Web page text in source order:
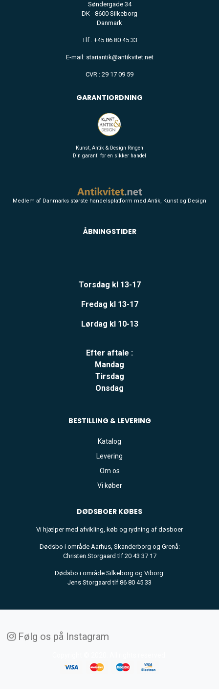
Søndergade 34
DK - 8600 Silkeborg
Danmark
Tlf : +45 86 80 45 33
E-mail: stariantik@antikvitet.net
CVR : 29 17 09 59
GARANTIORDNING
Kunst, Antik & Design Ringen
Din garanti for en sikker handel
Medlem af Danmarks største handelsplatform med Antik, Kunst og Design
ÅBNINGSTIDER
Torsdag kl 13-17
Fredag kl 13-17
Lørdag kl 10-13
Efter aftale :
Mandag
Tirsdag
Onsdag
BESTILLING & LEVERING
Katalog
Levering
Om os
Vi køber
DØDSBOER KØBES
Vi hjælper med afvikling, køb og rydning af døsboer
Dødsbo i område Aarhus, Skanderborg og Grenå:
Christen Storgaard tlf 20 43 37 17
Dødsbo i område Silkeborg og Viborg:
Jens Storgaard tlf 86 80 45 33
Følg os på Instagram